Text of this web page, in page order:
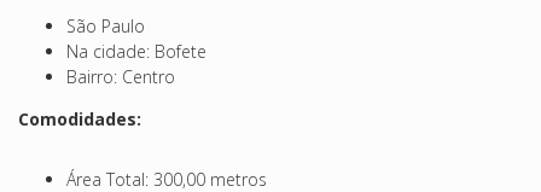
São Paulo
Na cidade: Bofete
Bairro: Centro
Comodidades:
Área Total: 300,00 metros